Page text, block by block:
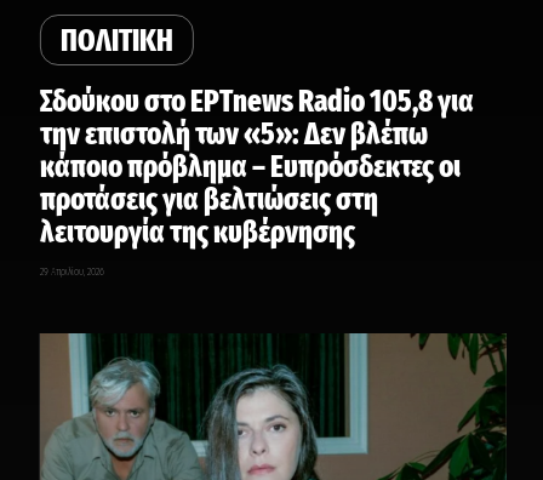
ΠΟΛΙΤΙΚΗ
Σδούκου στο ΕΡΤnews Radio 105,8 για
την επιστολή των «5»: Δεν βλέπω
κάποιο πρόβλημα – Ευπρόσδεκτες οι
προτάσεις για βελτιώσεις στη
λειτουργία της κυβέρνησης
29 Απριλίου, 2026